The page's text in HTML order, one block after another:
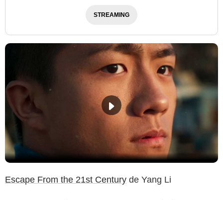
STREAMING
Escape From the 21st Century de Yang Li